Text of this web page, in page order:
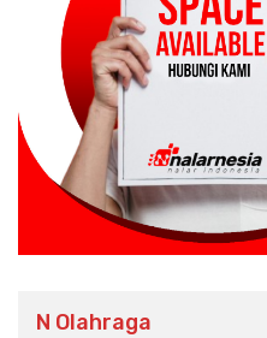
N Olahraga